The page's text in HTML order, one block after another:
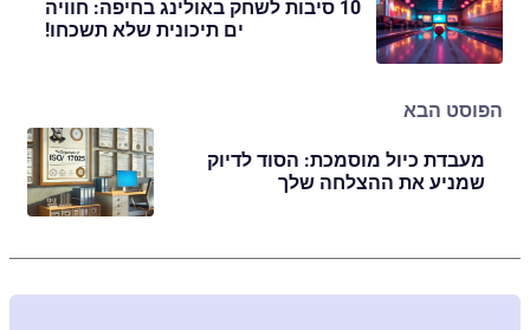
10 סיבות לשחק באולינג בחיפה: חוויה
ים תיכונית שלא תשכחו!
הפוסט הבא
מעבדת כיול מוסמכת: הסוד לדיוק
שמניע את ההצלחה שלך